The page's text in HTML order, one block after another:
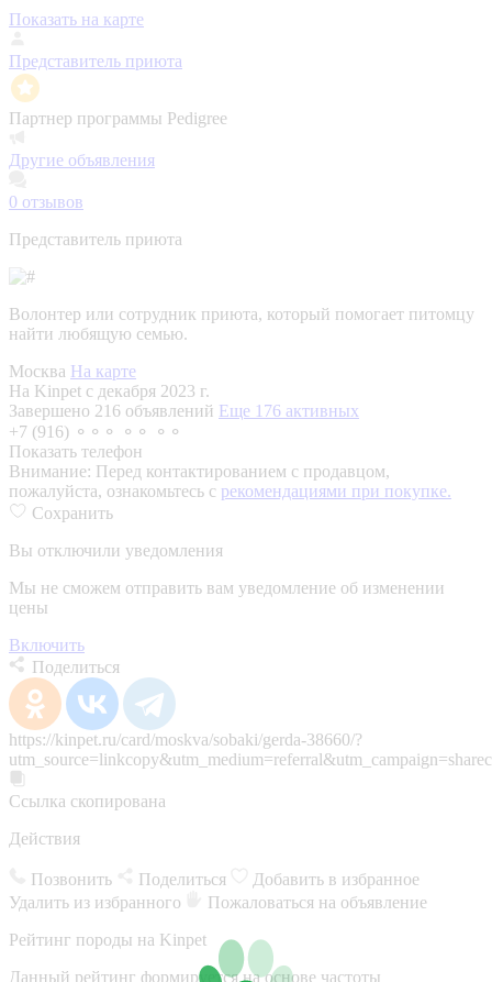
Показать на карте
Представитель приюта
Партнер программы Pedigree
Другие объявления
0 отзывов
Представитель приюта
Волонтер или сотрудник приюта, который помогает питомцу
найти любящую семью.
Москва На карте
На Kinpet c декабря 2023 г.
Завершено 216 объявлений Еще 176 активных
+7 (916) ⚬⚬⚬ ⚬⚬ ⚬⚬
Показать телефон
Внимание: Перед контактированием с продавцом,
пожалуйста, ознакомьтесь с рекомендациями при покупке.
Сохранить
Вы отключили уведомления
Мы не сможем отправить вам уведомление об изменении
цены
Включить
Поделиться
https://kinpet.ru/card/moskva/sobaki/gerda-38660/?
Ссылка скопирована
Действия
Позвонить Поделиться
Добавить в избранное
Удалить из избранного
Пожаловаться на объявление
Рейтинг породы на Kinpet
Данный рейтинг формируется на основе частоты